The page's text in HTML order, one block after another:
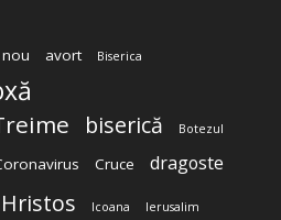
avort Biserica
biserică Botezul
Cruce dragoste
Hristos Icoana Ierusalim